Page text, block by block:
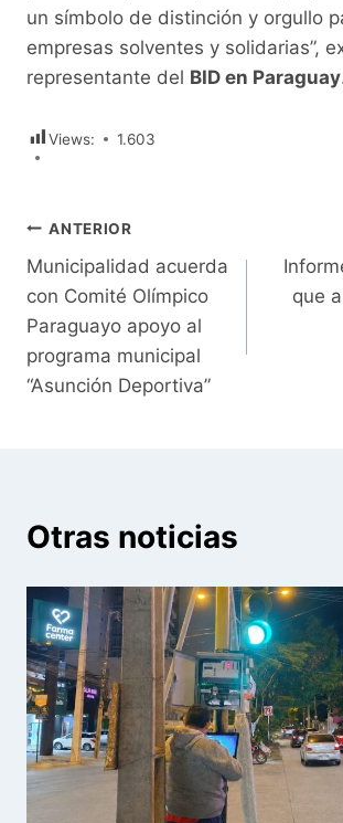
un símbolo de distinción y orgullo
empresas solventes y solidarias”,
representante del BID en Paraguay
Views: 1.603
Navegación
de
entradas
ANTERIOR
Municipalidad acuerda
con Comité Olímpico
Paraguayo apoyo al
programa municipal
“Asunción Deportiva”
que
Otras noticias